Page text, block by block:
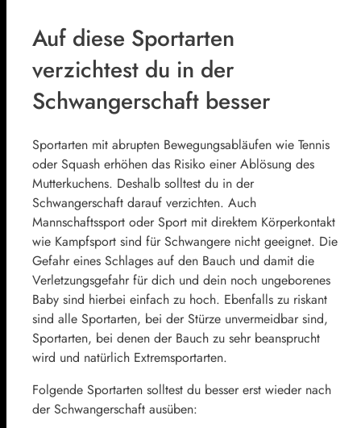
Auf diese Sportarten
verzichtest du in der
Schwangerschaft besser
Sportarten mit abrupten Bewegungsabläufen wie Tennis
oder Squash erhöhen das Risiko einer Ablösung des
Mutterkuchens. Deshalb solltest du in der
Schwangerschaft darauf verzichten. Auch
Mannschaftssport oder Sport mit direktem Körperkontakt
wie Kampfsport sind für Schwangere nicht geeignet. Die
Gefahr eines Schlages auf den Bauch und damit die
Verletzungsgefahr für dich und dein noch ungeborenes
Baby sind hierbei einfach zu hoch. Ebenfalls zu riskant
sind alle Sportarten, bei der Stürze unvermeidbar sind,
Sportarten, bei denen der Bauch zu sehr beansprucht
wird und natürlich Extremsportarten.
Folgende Sportarten solltest du besser erst wieder nach
der Schwangerschaft ausüben: